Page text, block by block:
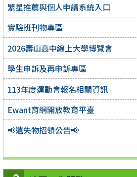
繁星推薦與個人申請系統入口
實驗班刊物專區
2026壽山高中線上大學博覽會
學生申訴及再申訴專區
113年度運動會報名相關資訊
Ewant育網開放教育平臺
📢遺失物招領公告📢